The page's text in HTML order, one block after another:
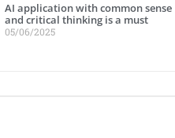
AI application with common sense
and critical thinking is a must
05/06/2025